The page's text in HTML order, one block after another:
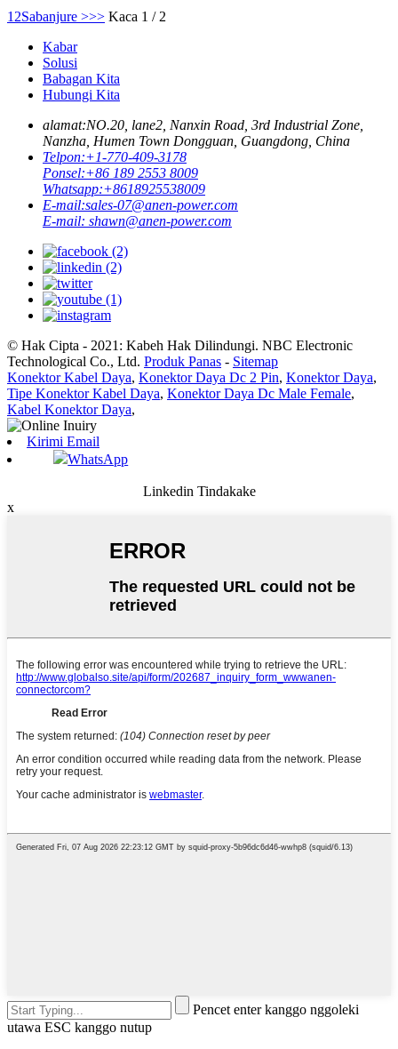
1 2Sabanjure >>> Kaca 1 / 2
Kabar
Solusi
Babagan Kita
Hubungi Kita
alamat:NO.20, lane2, Nanxin Road, 3rd Industrial Zone,
Nanzha, Humen Town Dongguan, Guangdong, China
Telpon:+1-770-409-3178
Ponsel:+86 189 2553 8009
Whatsapp:+8618925538009
E-mail:sales-07@anen-power.com
E-mail: shawn@anen-power.com
© Hak Cipta - 2021: Kabeh Hak Dilindungi. NBC Electronic
Technological Co., Ltd. Produk Panas - Sitemap
Konektor Kabel Daya, Konektor Daya Dc 2 Pin, Konektor Daya,
Tipe Konektor Kabel Daya, Konektor Daya Dc Male Female,
Kabel Konektor Daya,
Kirimi Email
WhatsApp
Linkedin Tindakake
x
Pencet enter kanggo nggoleki
utawa ESC kanggo nutup